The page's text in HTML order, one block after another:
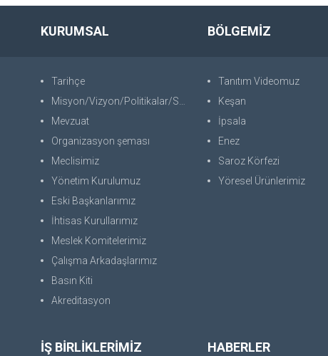
KURUMSAL
Tarihçe
Misyon/Vizyon/Politikalar/SWOT
Mevzuat
Organizasyon şeması
Meclisimiz
Yönetim Kurulumuz
Eski Başkanlarımız
İhtisas Kurullarımız
Meslek Komitelerimiz
Çalışma Arkadaşlarımız
Basın Kiti
Akreditasyon
BÖLGEMİZ
Tanıtım Videomuz
Keşan
İpsala
Enez
Saroz Körfezi
Yöresel Ürünlerimiz
İŞ BİRLİKLERİMİZ HABERLER